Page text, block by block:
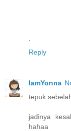
Reply
IamYonna
tepuk
jadinya
hahaa